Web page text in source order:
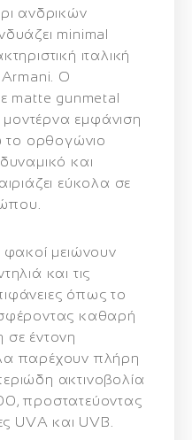
ανδρικών
minimal
ιταλική
Armani. Ο
matte gunmetal
εμφάνιση
το ορθογώνιο
και
εύκολα σε
φακοί μειώνουν
και τις
όπως το
καθαρή
έντονη
παρέχουν πλήρη
ακτινοβολία
, προστατεύοντας
UVA και UVB.